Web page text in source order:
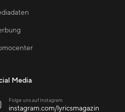
Media
Folge uns auf Instagram
instagram.com/lyricsmagazin